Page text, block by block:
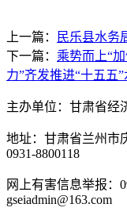
上一篇：
民乐县水务
下一篇： 乘势而上“
力”齐发推进“十五五
主办单位：甘肃省经
地址：甘肃省兰州市
0931-8800118
网上有害信息举报：
gseiadmin@163.com